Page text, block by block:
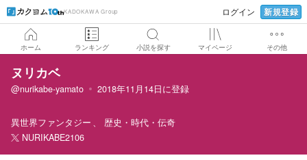
KADOKAWA Group ログイン 新規登録
ホーム ランキング 小説を探す マイページ その他
ヌリカベ
@nurikabe-yamato 2018年11月14日に登録
異世界ファンタジー
歴史・時代・伝奇
NURIKABE2106